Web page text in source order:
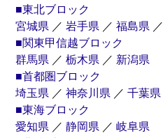
■東北ブロック
宮城県 ／ 岩手県 ／ 福島県 ／
■関東甲信越ブロック
群馬県 ／ 栃木県 ／ 新潟県
■首都圏ブロック
埼玉県 ／ 神奈川県 ／ 千葉県
■東海ブロック
愛知県 ／ 静岡県 ／ 岐阜県